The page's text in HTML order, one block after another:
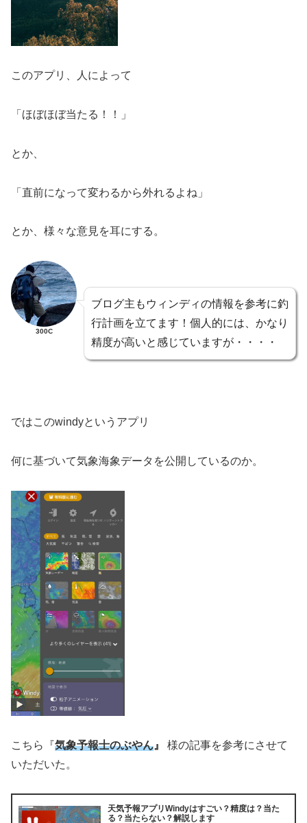
このアプリ、人によって
「ほぼほぼ当たる！！」
とか、
「直前になって変わるから外れるよね」
とか、様々な意見を耳にする。
300C
ブログ主もウィンディの情報を参考に釣
行計画を立てます！個人的には、かなり
精度が高いと感じていますが・・・・
ではこのwindyというアプリ
何に基づいて気象海象データを公開しているのか。
こちら『気象予報士のぶやん 』 様の記事を参考にさせて
いただいた。
天気予報アプリWindyはすごい？精度は？当た
る？当たらない？解説します